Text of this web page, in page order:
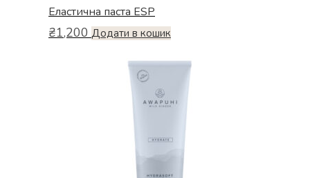
Еластична паста ESP
₴1,200 Додати в кошик